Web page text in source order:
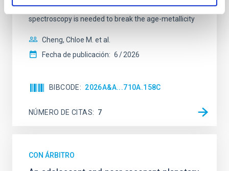
galaxies are redder than their outskirts. However,
spectroscopy is needed to break the age-metallicity
Cheng, Chloe M. et al.
Fecha de publicación: 6 2026
BIBCODE 2026A&A...710A.158C
NÚMERO DE CITAS 7
CON ÁRBITRO